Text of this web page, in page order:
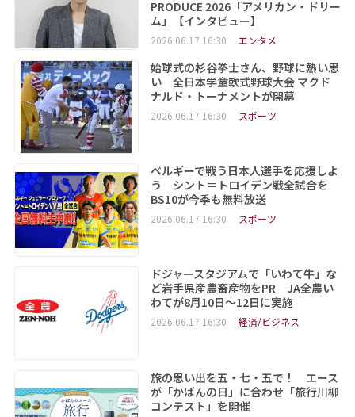
PRODUCE 2026「アメリカン・ドリー
ム」【インタビュー】
2026.06.17 16:30 エンタメ
始球式の杉谷拳士さん、野球に熱い思
い 全日本学童軟式野球大会 マクド
ナルド・トーナメントが開幕
2026.06.17 16:30 スポーツ
ベルギーで戦う日本人選手を応援しよ
う シント＝トロイデン戦全試合を
BS10が今季も無料放送
2026.06.17 16:30 スポーツ
ドジャースタジアムで「いわて牛」な
ど岩手県産農畜産物をPR JA全農い
わてが8月10日～12日に実施
2026.06.17 16:30 経済/ビジネス
旅の思い出を五・七・五で！ エース
が「かばんの日」に合わせ「旅行川柳
コンテスト」を開催